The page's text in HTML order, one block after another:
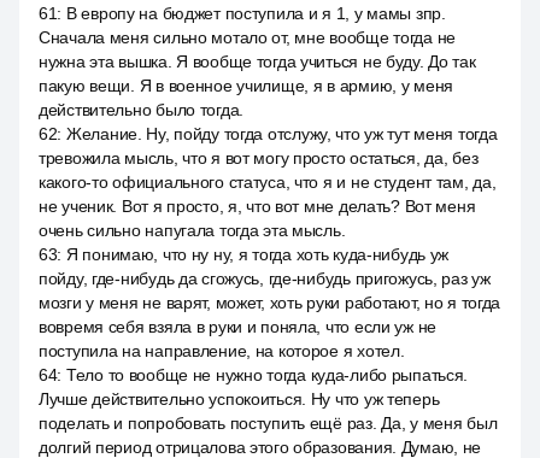
61: В европу на бюджет поступила и я 1, у мамы зпр.
Сначала меня сильно мотало от, мне вообще тогда не
нужна эта вышка. Я вообще тогда учиться не буду. До так
пакую вещи. Я в военное училище, я в армию, у меня
действительно было тогда.
62: Желание. Ну, пойду тогда отслужу, что уж тут меня тогда
тревожила мысль, что я вот могу просто остаться, да, без
какого-то официального статуса, что я и не студент там, да,
не ученик. Вот я просто, я, что вот мне делать? Вот меня
очень сильно напугала тогда эта мысль.
63: Я понимаю, что ну ну, я тогда хоть куда-нибудь уж
пойду, где-нибудь да сгожусь, где-нибудь пригожусь, раз уж
мозги у меня не варят, может, хоть руки работают, но я тогда
вовремя себя взяла в руки и поняла, что если уж не
поступила на направление, на которое я хотел.
64: Тело то вообще не нужно тогда куда-либо рыпаться.
Лучше действительно успокоиться. Ну что уж теперь
поделать и попробовать поступить ещё раз. Да, у меня был
долгий период отрицалова этого образования. Думаю, не